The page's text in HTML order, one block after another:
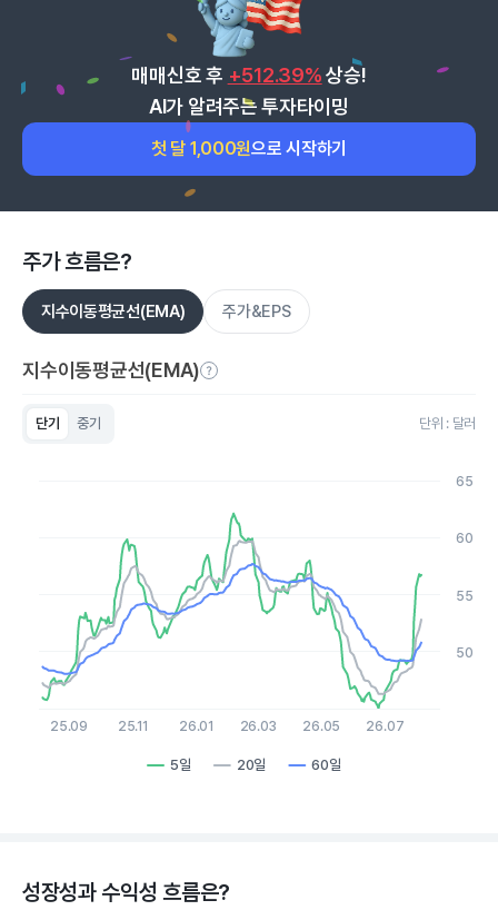
매매신호 후 +512.39% 상승!
AI가 알려주는 투자타이밍
첫 달 1,000원으로 시작하기
주가 흐름은?
지수이동평균선(EMA) 주가&EPS
지수이동평균선(EMA)
단기 중기 단위 : 달러
The chart has 1 X axis displaying Time. Data ranges from
The chart has 1 Y axis displaying values. Data ranges from 45
5일 20일 60일
25.09 25.11 26.01 26.03 26.05 26.07
50
55
60
65
성장성과 수익성 흐름은?